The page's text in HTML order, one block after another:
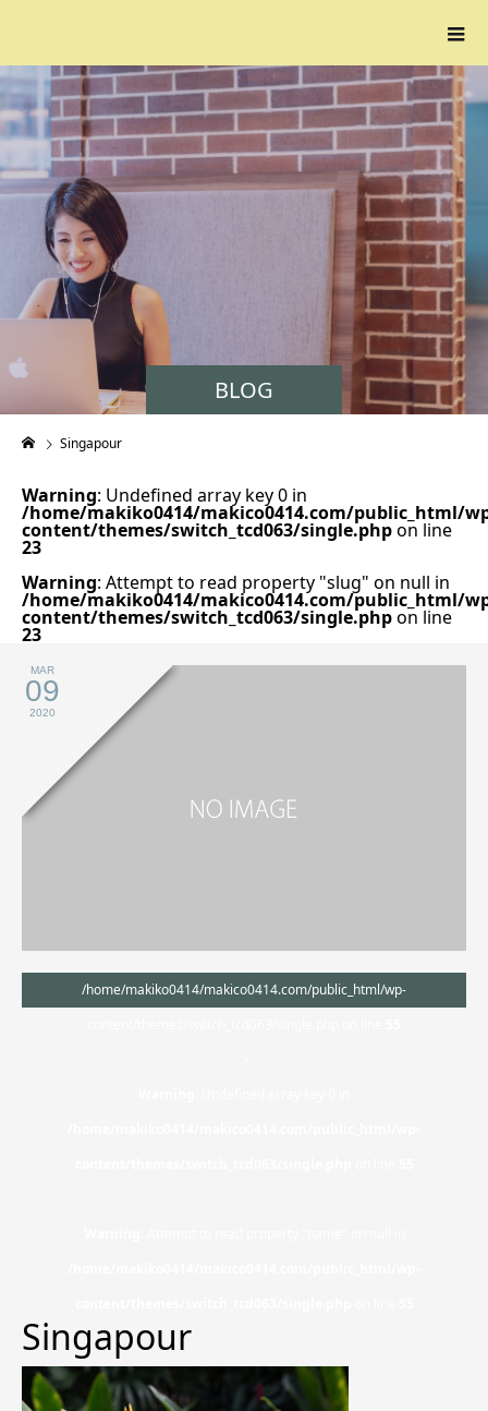
BLOG
Singapour
Warning: Undefined array key 0 in
/home/makiko0414/makico0414.com/public_html/
content/themes/switch_tcd063/single.phpon line
23
Warning: Attempt to read property "slug" on null in
/home/makiko0414/makico0414.com/public_html/
content/themes/switch_tcd063/single.phpon line
23
MAR
09
2020
/home/makiko0414/makico0414.com/public_html/wp-
Singapour